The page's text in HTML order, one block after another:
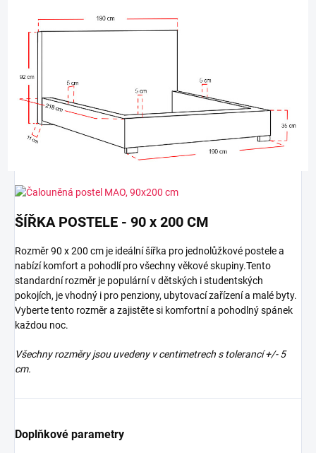
ŠÍŘKA POSTELE - 90 x 200 CM
Rozměr 90 x 200 cm je ideální šířka pro jednolůžkové postele a
nabízí komfort a pohodlí pro všechny věkové skupiny.Tento
standardní rozměr je populární v dětských i studentských
pokojích, je vhodný i pro penziony, ubytovací zařízení a malé byty.
Vyberte tento rozměr a zajistěte si komfortní a pohodlný spánek
každou noc.
Všechny rozměry jsou uvedeny v centimetrech s tolerancí +/- 5
cm.
Doplňkové parametry